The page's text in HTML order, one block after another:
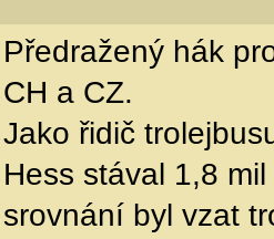
Předražený hák
CH a CZ.
Jako řidič
Hess stával 1,8
srovnání byl vzat